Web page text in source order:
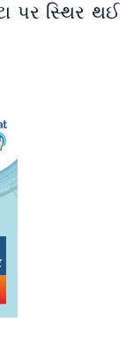
પર સ્થિર થઈ